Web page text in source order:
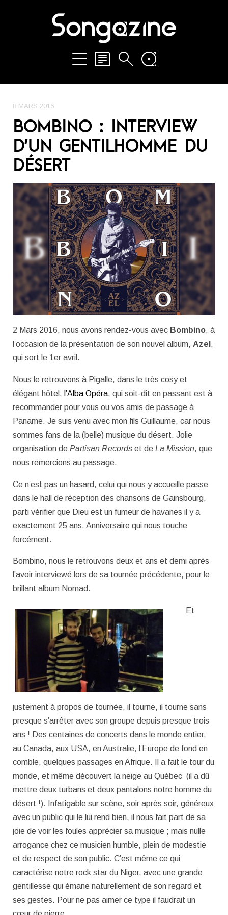
8 MARS 2016
BOMBINO : INTERVIEW
D’UN GENTILHOMME DU
DÉSERT
2 Mars 2016, nous avons rendez-vous avec Bombino, à
l’occasion de la présentation de son nouvel album, Azel ,
qui sort le 1er avril.
Nous le retrouvons à Pigalle, dans le très cosy et
élégant hôtel, l’Alba Opéra, qui soit-dit en passant est à
recommander pour vous ou vos amis de passage à
Paname. Je suis venu avec mon fils Guillaume, car nous
sommes fans de la (belle) musique du désert. Jolie
organisation de Partisan Records et de La Mission, que
nous remercions au passage.
Ce n’est pas un hasard, celui qui nous y accueille passe
dans le hall de réception des chansons de Gainsbourg,
parti vérifier que Dieu est un fumeur de havanes il y a
exactement 25 ans. Anniversaire qui nous touche
forcément.
Bombino, nous le retrouvons deux et ans et demi après
l’avoir interviewé lors de sa tournée précédente, pour le
brillant album Nomad.
Et
justement à propos de tournée, il tourne, il tourne sans
presque s’arrêter avec son groupe depuis presque trois
ans ! Des centaines de concerts dans le monde entier,
au Canada, aux USA, en Australie, l’Europe de fond en
comble, quelques passages en Afrique. Il a fait le tour du
monde, et même découvert la neige au Québec (il a dû
mettre deux turbans et deux pantalons notre homme du
désert !). Infatigable sur scène, soir après soir, généreux
avec un public qui le lui rend bien, il nous fait part de sa
joie de voir les foules apprécier sa musique ; mais nulle
arrogance chez ce musicien humble, plein de modestie
et de respect de son public. C’est même ce qui
caractérise notre rock star du Niger, avec une grande
gentillesse qui émane naturellement de son regard et
ses gestes. Pour ne pas aimer ce type il faudrait un